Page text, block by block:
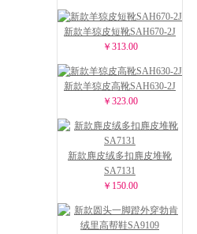
新款羊猄皮短靴SAH670-2J
￥313.00
新款羊猄皮高靴SAH630-2J
￥323.00
新款麂皮绒多扣麂皮堆靴
SA7131
￥150.00